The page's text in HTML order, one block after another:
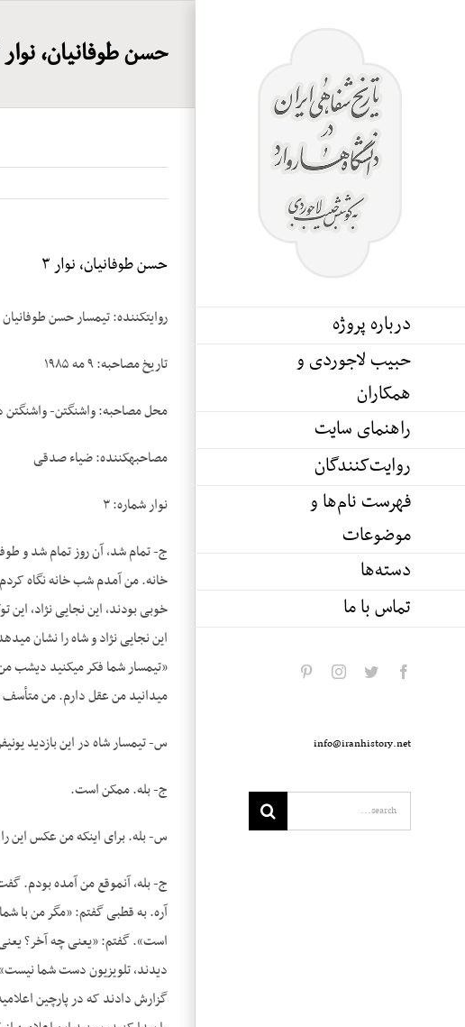
درباره پروژه
حبیب لاجوردی و
همکاران
راهنمای سایت
روایت‌کنندگان
فهرست نام‌ها و
موضوعات
دسته‌ها
تماس با ما
facebook
twitter
instagram
info@iranhistory.net
Search
for:
حسن طوفانیان، نوار ۳
حسن طوفانیان، نوار ۳
روایت­کننده: تیمسار حسن طوفانیان
تاریخ مصاحبه: ۹ مه ۱۹۸۵
محل مصاحبه: واشنگتن-
مصاحبه­کننده: ضیاء صدقی
نوار شماره: ۳
ج- تمام شد، آن روز تمام شد و
خانه. من آمدم شب خانه نگاه کردم
خوبی بودند، این نجایی ­نژاد، این
این نجایی ­نژاد و شاه را نشان
«تیمسار شما فکر می­کنید دیشب
می­دانید من عقل دارم. من
س- تیمسار شاه در این بازدید
ج- بله. ممکن است.
س- بله. برای اینکه من عکس این
ج- بله، آن­موقع من آمده بودم.
آره. به قطبی گفتم: «مگر من با
است». گفتم: «یعنی چه آخر؟
دیدند، تلویزیون دست شما
گزارش دادند که در پارچین